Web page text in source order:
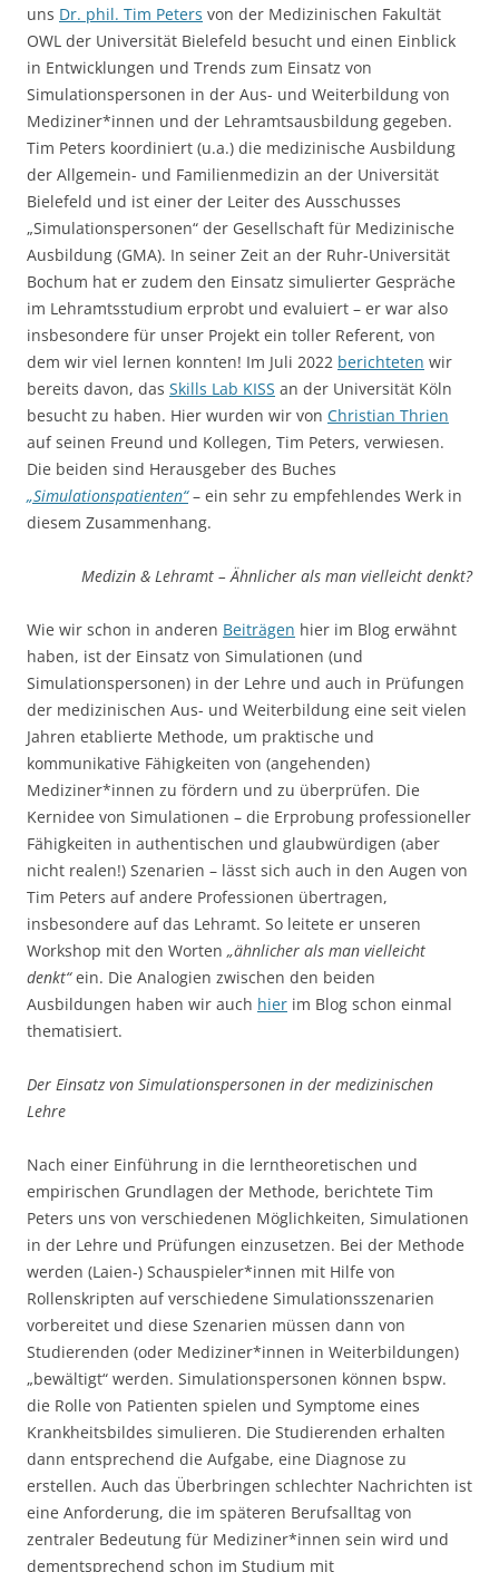
uns Dr. phil. Tim Peters von der Medizinischen Fakultät
OWL der Universität Bielefeld besucht und einen Einblick
in Entwicklungen und Trends zum Einsatz von
Simulationspersonen in der Aus- und Weiterbildung von
Mediziner*innen und der Lehramtsausbildung gegeben.
Tim Peters koordiniert (u.a.) die medizinische Ausbildung
der Allgemein- und Familienmedizin an der Universität
Bielefeld und ist einer der Leiter des Ausschusses
„Simulationspersonen“ der Gesellschaft für Medizinische
Ausbildung (GMA). In seiner Zeit an der Ruhr-Universität
Bochum hat er zudem den Einsatz simulierter Gespräche
im Lehramtsstudium erprobt und evaluiert – er war also
insbesondere für unser Projekt ein toller Referent, von
dem wir viel lernen konnten! Im Juli 2022 berichteten wir
bereits davon, das Skills Lab KISS an der Universität Köln
besucht zu haben. Hier wurden wir von Christian Thrien
auf seinen Freund und Kollegen, Tim Peters, verwiesen.
Die beiden sind Herausgeber des Buches
„Simulationspatienten“ – ein sehr zu empfehlendes Werk in
diesem Zusammenhang.
Medizin & Lehramt – Ähnlicher als man vielleicht denkt?
Wie wir schon in anderen Beiträgen hier im Blog erwähnt
haben, ist der Einsatz von Simulationen (und
Simulationspersonen) in der Lehre und auch in Prüfungen
der medizinischen Aus- und Weiterbildung eine seit vielen
Jahren etablierte Methode, um praktische und
kommunikative Fähigkeiten von (angehenden)
Mediziner*innen zu fördern und zu überprüfen. Die
Kernidee von Simulationen – die Erprobung professioneller
Fähigkeiten in authentischen und glaubwürdigen (aber
nicht realen!) Szenarien – lässt sich auch in den Augen von
Tim Peters auf andere Professionen übertragen,
insbesondere auf das Lehramt. So leitete er unseren
Workshop mit den Worten „ähnlicher als man vielleicht
denkt“ein. Die Analogien zwischen den beiden
Ausbildungen haben wir auch hier im Blog schon einmal
thematisiert.
Der Einsatz von Simulationspersonen in der medizinischen
Lehre
Nach einer Einführung in die lerntheoretischen und
empirischen Grundlagen der Methode, berichtete Tim
Peters uns von verschiedenen Möglichkeiten, Simulationen
in der Lehre und Prüfungen einzusetzen. Bei der Methode
werden (Laien-) Schauspieler*innen mit Hilfe von
Rollenskripten auf verschiedene Simulationsszenarien
vorbereitet und diese Szenarien müssen dann von
Studierenden (oder Mediziner*innen in Weiterbildungen)
„bewältigt“ werden. Simulationspersonen können bspw.
die Rolle von Patienten spielen und Symptome eines
Krankheitsbildes simulieren. Die Studierenden erhalten
dann entsprechend die Aufgabe, eine Diagnose zu
erstellen. Auch das Überbringen schlechter Nachrichten ist
eine Anforderung, die im späteren Berufsalltag von
zentraler Bedeutung für Mediziner*innen sein wird und
dementsprechend schon im Studium mit